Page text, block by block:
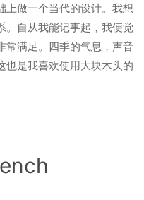
上做一个当代的设计。我想
。自从我能记事起，我便觉
常满足。四季的气息，声音
也是我喜欢使用大块木头的